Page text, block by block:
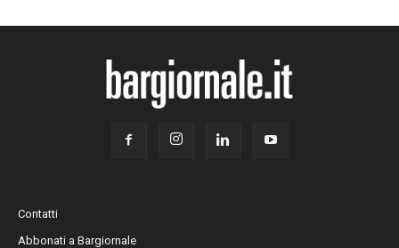
Contatti
Abbonati a Bargiornale